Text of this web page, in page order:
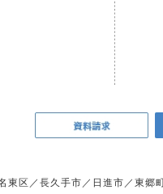
区／長久手市／日進市／東郷